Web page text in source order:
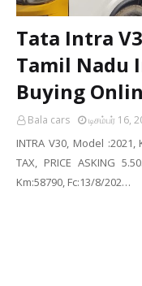
Tata Intra
Tamil Nadu
Buying
Bala cars டிசம்பர் 16,
INTRA V30, Model :2021,
TAX, PRICE ASKING
Km:58790, Fc:13/8/202…